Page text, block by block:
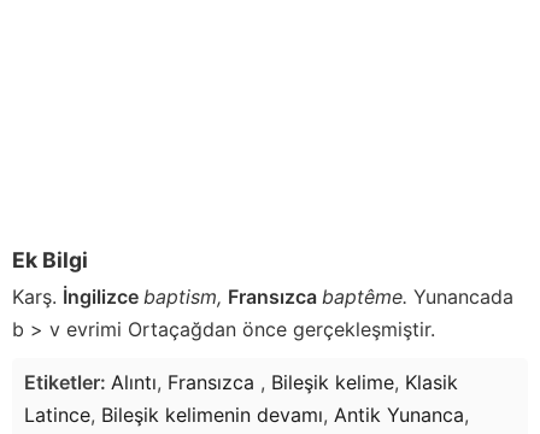
Ek Bilgi
Karş. İngilizce baptism, Fransızca baptême. Yunancada
b > v evrimi Ortaçağdan önce gerçekleşmiştir.
Etiketler: Alıntı, Fransızca , Bileşik kelime, Klasik
Latince, Bileşik kelimenin devamı, Antik Yunanca,